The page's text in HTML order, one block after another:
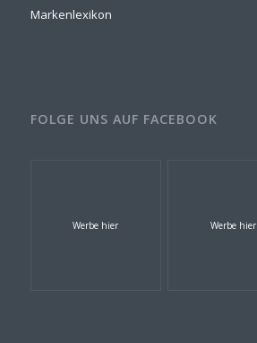
Markenlexikon
FOLGE UNS AUF FACEBOOK
Werbe hier Werbe hier